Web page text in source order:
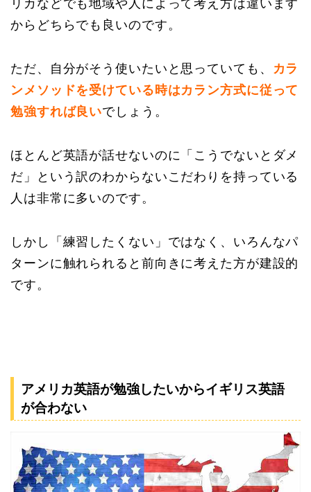
リカなどでも地域や人によって考え方は違います
からどちらでも良いのです。
ただ、自分がそう使いたいと思っていても、
カラ
ンメソッドを受けている時はカラン方式に従って
勉強すれば良いでしょう。
ほとんど英語が話せないのに「こうでないとダメ
だ」という訳のわからないこだわりを持っている
人は非常に多いのです。
しかし「練習したくない」ではなく、 いろんなパ
ターンに触れられると前向きに考えた方が建設的
です。
アメリカ英語が勉強したいからイギリス英語
が合わない